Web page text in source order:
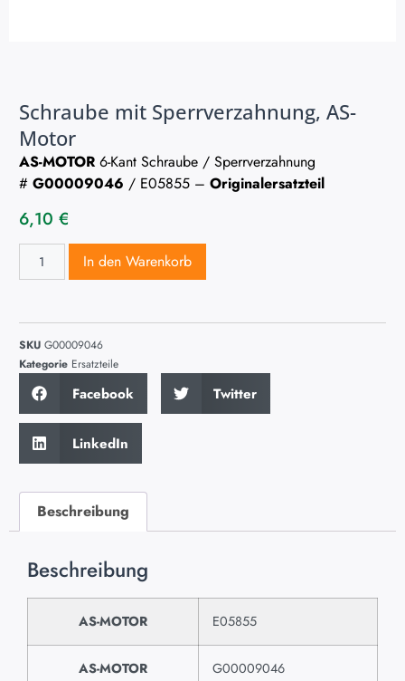
Schraube mit Sperrverzahnung, AS-
Motor
AS-MOTOR 6-Kant Schraube / Sperrverzahnung
# G00009046 / E05855 – Originalersatzteil
6,10 €
In den Warenkorb
SKU G00009046
Kategorie Ersatzteile
Facebook Twitter
LinkedIn
Beschreibung
Beschreibung
AS-MOTOR E05855
AS-MOTOR G00009046